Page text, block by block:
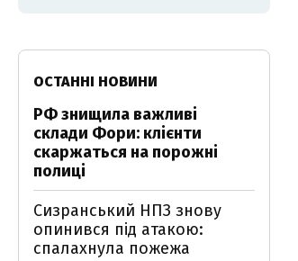
ОСТАННІ НОВИНИ
РФ знищила важливі
склади Фори: клієнти
скаржаться на порожні
полиці
Сизранський НПЗ знову
опинився під атакою:
спалахнула пожежа